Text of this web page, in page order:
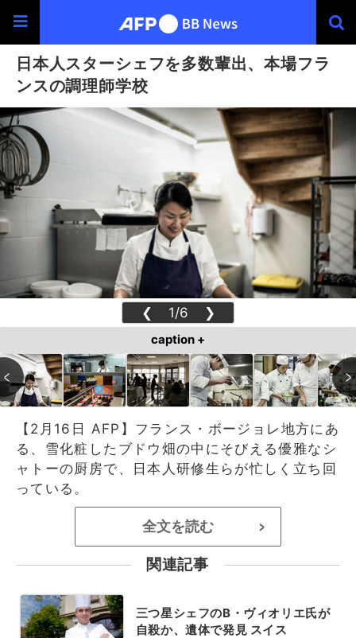
日本人スターシェフを多数輩出、本場フラ
ンスの調理師学校
❮ 1/6 ❯
caption +
【2月16日 AFP】フランス・ボージョレ地方にあ
る、雪化粧したブドウ畑の中にそびえる優雅なシ
ャトーの厨房で、日本人研修生らが忙しく立ち回
っている。
全文を読む >
関連記事
三つ星シェフのB・ヴィオリエ氏が
自殺か、遺体で発見 スイス